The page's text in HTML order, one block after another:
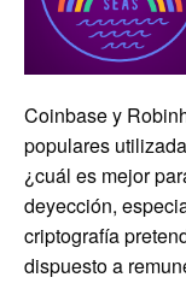
Coinbase y
populares
¿cuál es mejor
deyección,
criptografía
dispuesto a